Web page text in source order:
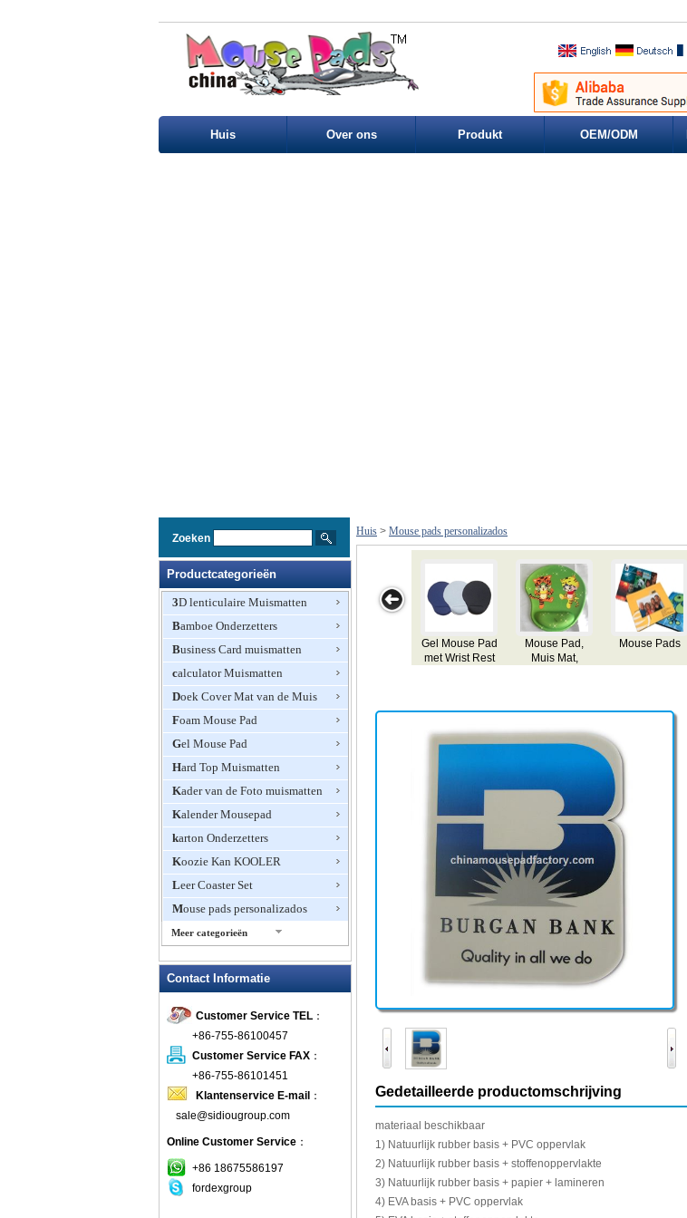
Huis Over ons Produkt OEM/ODM
Zoeken
Productcategorieën
3D lenticulaire Muismatten
Bamboe Onderzetters
Business Card muismatten
calculator Muismatten
Doek Cover Mat van de Muis
Foam Mouse Pad
Gel Mouse Pad
Hard Top Muismatten
Kader van de Foto muismatten
Kalender Mousepad
karton Onderzetters
Koozie Kan KOOLER
Leer Coaster Set
Mouse pads personalizados
Meer categorieën
Multifunctionele muismat
Op maat gemaakte Onderzetters
Opmerking Papier Muismatten
Oversize Muismatten
Polssteun muismatten
Promotionele Muismatten
promotionele Onderzetters
Rubber stootkussen van de Muis
RVS Onderzetters
Contact Informatie
Customer Service TEL ：
+86-755-86100457
Customer Service FAX ：
+86-755-86101451
Klantenservice E-mail ：
sale@sidiougroup.com
Online Customer Service ：
+86 18675586197
fordexgroup
Huis > Mouse pads personalizados
Crystal Gel
Full-Color
Custom
Printing
Ergonomische
Gedrukt
Gel Mouse Pad
met Wrist Rest
Mouse Pad,
Muis Mat,
Mouse Pads
Gedetailleerde productomschrijving
materiaal beschikbaar
1) Natuurlijk rubber basis + PVC oppervlak
2) Natuurlijk rubber basis + stoffenoppervlakte
3) Natuurlijk rubber basis + papier + lamineren
4) EVA basis + PVC oppervlak